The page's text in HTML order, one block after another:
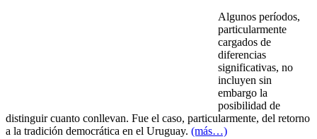
Algunos períodos,
particularmente
cargados de
diferencias
significativas, no
incluyen sin
embargo la
posibilidad de
distinguir cuanto conllevan. Fue el caso, particularmente, del retorno
a la tradición democrática en el Uruguay. (más…)